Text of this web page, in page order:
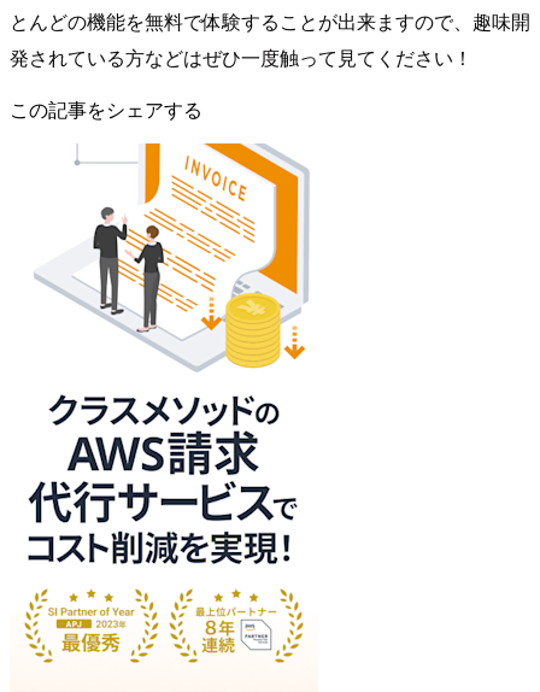
とんどの機能を無料で体験することが出来ますので、趣味開
発されている方などはぜひ一度触って見てください！
この記事をシェアする